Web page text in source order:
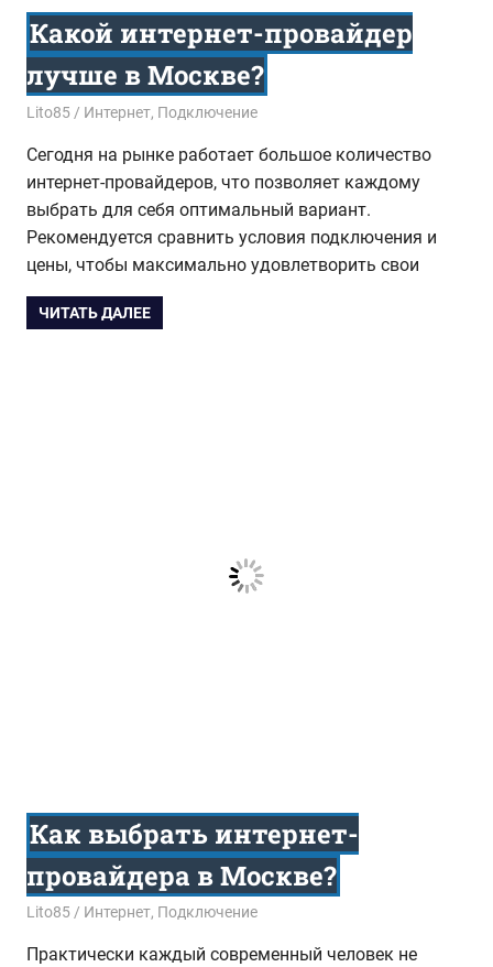
Какой интернет-провайдер
лучше в Москве?
30.12.2016
Lito85 Интернет, Подключение
Сегодня на рынке работает большое количество
интернет-провайдеров, что позволяет каждому
выбрать для себя оптимальный вариант.
Рекомендуется сравнить условия подключения и
цены, чтобы максимально удовлетворить свои
ЧИТАТЬ ДАЛЕЕ
Как выбрать интернет-
провайдера в Москве?
29.12.2016
Lito85 Интернет, Подключение
Практически каждый современный человек не